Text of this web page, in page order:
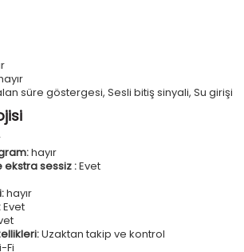
süre göstergesi, Sesli bitiş sinyali, Su girişi
hayır
sessiz :Evet
hayır
Evet
Uzaktan takip ve kontrol
Fi